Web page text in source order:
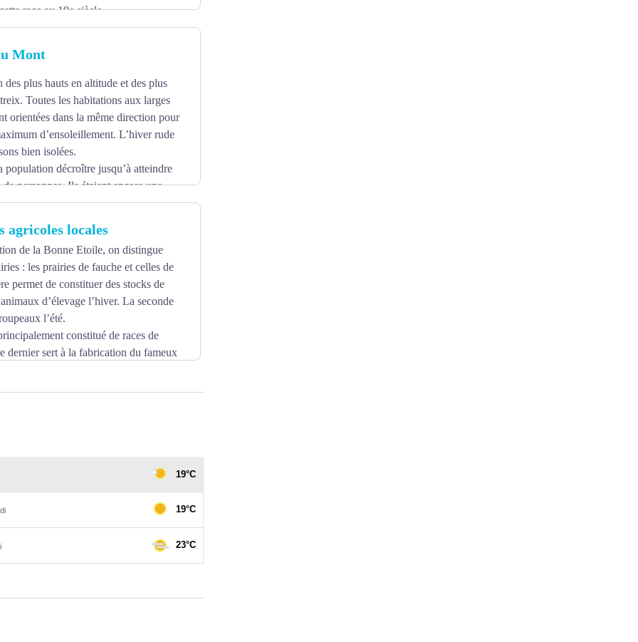
race au 19e siècle.
Mont
plus hauts en altitude et des plus
Toutes les habitations aux larges
orientées dans la même direction pour
d’ensoleillement. L’hiver rude
bien isolées.
population décroître jusqu’à atteindre
personnes. Ils étaient encore une
agricoles locales
de la Bonne Etoile, on distingue
: les prairies de fauche et celles de
permet de constituer des stocks de
d’élevage l’hiver. La seconde
l’été.
constitué de races de
dernier sert à la fabrication du fameux